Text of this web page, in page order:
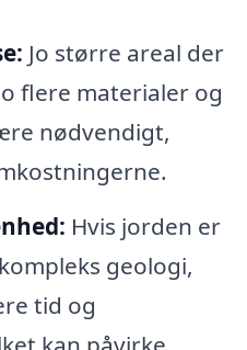
Jo større areal der
flere materialer og
nødvendigt,
Hvis jorden er
geologi,
tid og